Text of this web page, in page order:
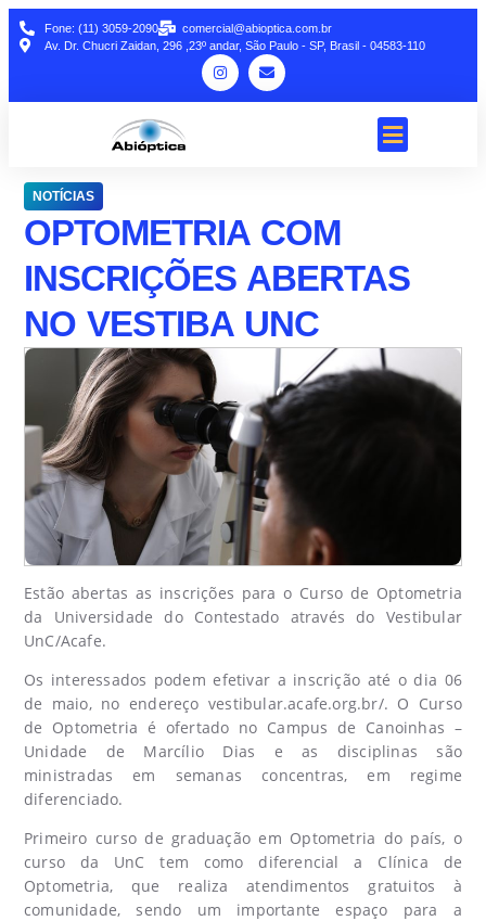
Fone: (11) 3059-2090
comercial@abioptica.com.br
Av. Dr. Chucri Zaidan, 296 ,23º andar, São Paulo - SP, Brasil - 04583-110
NOTÍCIAS
OPTOMETRIA COM
INSCRIÇÕES ABERTAS
NO VESTIBA UNC
Estão abertas as inscrições para o Curso de Optometria
da Universidade do Contestado através do Vestibular
UnC/Acafe.
Os interessados podem efetivar a inscrição até o dia 06
de maio, no endereço vestibular.acafe.org.br/. O Curso
de Optometria é ofertado no Campus de Canoinhas –
Unidade de Marcílio Dias e as disciplinas são
ministradas em semanas concentras, em regime
diferenciado.
Primeiro curso de graduação em Optometria do país, o
curso da UnC tem como diferencial a Clínica de
Optometria, que realiza atendimentos gratuitos à
comunidade, sendo um importante espaço para a